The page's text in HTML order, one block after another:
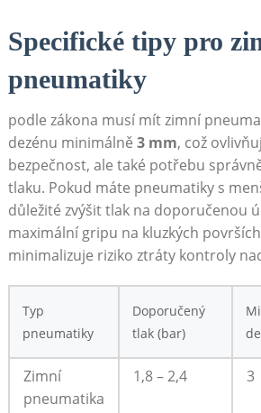
Specifické tipy pro
pneumatiky
podle zákona musí mít zimní
dezénu minimálně 3 mm, což
bezpečnost, ale také potřebu
tlaku. Pokud máte pneumatiky s
důležité zvýšit tlak na doporučenou
maximální gripu na kluzkých
minimalizuje riziko ztráty kontroly
Typ
pneumatiky
Doporučený
tlak (bar)
Zimní
pneumatika
1,8 – 2,4 3